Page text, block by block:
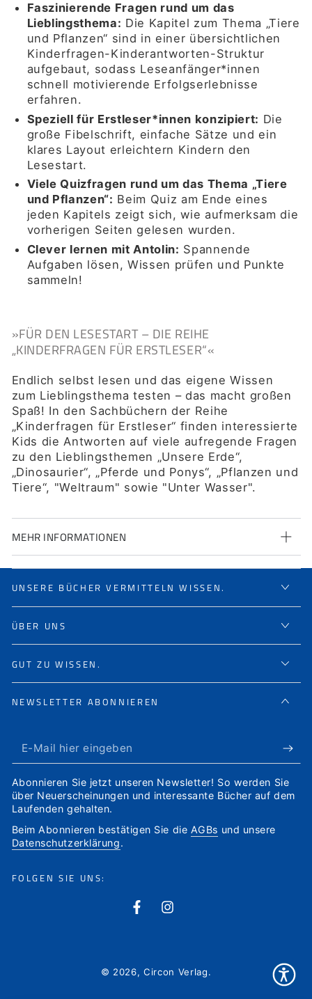
Faszinierende Fragen rund um das
Lieblingsthema: Die Kapitel zum Thema „Tiere
und Pflanzen“ sind in einer übersichtlichen
Kinderfragen-Kinderantworten-Struktur
aufgebaut, sodass Leseanfänger*innen
schnell motivierende Erfolgserlebnisse
erfahren.
Speziell für Erstleser*innen konzipiert: Die
große Fibelschrift, einfache Sätze und ein
klares Layout erleichtern Kindern den
Lesestart.
Viele Quizfragen rund um das Thema „Tiere
und Pflanzen“: Beim Quiz am Ende eines
jeden Kapitels zeigt sich, wie aufmerksam die
vorherigen Seiten gelesen wurden.
Clever lernen mit Antolin: Spannende
Aufgaben lösen, Wissen prüfen und Punkte
sammeln!
»FÜR DEN LESESTART – DIE REIHE
„KINDERFRAGEN FÜR ERSTLESER“«
Endlich selbst lesen und das eigene Wissen
zum Lieblingsthema testen – das macht großen
Spaß! In den Sachbüchern der Reihe
„Kinderfragen für Erstleser“ finden interessierte
Kids die Antworten auf viele aufregende Fragen
zu den Lieblingsthemen „Unsere Erde“,
„Dinosaurier“, „Pferde und Ponys“, „Pflanzen und
Tiere“, "Weltraum" sowie "Unter Wasser".
MEHR INFORMATIONEN
UNSERE BÜCHER VERMITTELN WISSEN.
ÜBER UNS
GUT ZU WISSEN.
NEWSLETTER ABONNIEREN
E-
Mail
hier
eingeben
Abonnieren Sie jetzt unseren Newsletter! So werden Sie
über Neuerscheinungen und interessante Bücher auf dem
Laufenden gehalten.
Beim Abonnieren bestätigen Sie die AGBs und unsere
Datenschutzerklärung.
FOLGEN SIE UNS:
FacebookInstagram
© 2026, Circon Verlag.